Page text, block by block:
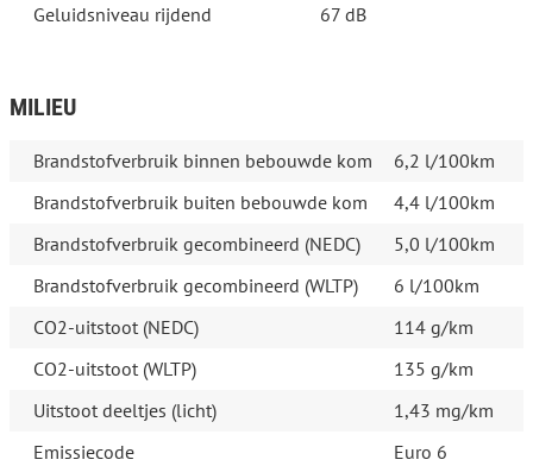
Geluidsniveau rijdend
67 dB
MILIEU
Brandstofverbruik binnen bebouwde kom
6,2 l/100km
Brandstofverbruik buiten bebouwde kom
4,4 l/100km
Brandstofverbruik gecombineerd (NEDC)
5,0 l/100km
Brandstofverbruik gecombineerd (WLTP)
6 l/100km
CO2-uitstoot (NEDC)
114 g/km
CO2-uitstoot (WLTP)
135 g/km
Uitstoot deeltjes (licht)
1,43 mg/km
Emissiecode
Euro 6